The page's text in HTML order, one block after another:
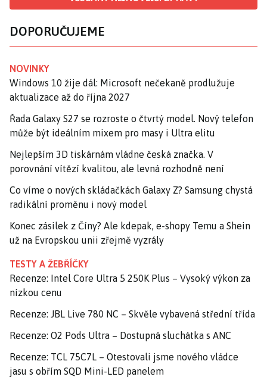
DOPORUČUJEME
NOVINKY
Windows 10 žije dál: Microsoft nečekaně prodlužuje
aktualizace až do října 2027
Řada Galaxy S27 se rozroste o čtvrtý model. Nový telefon
může být ideálním mixem pro masy i Ultra elitu
Nejlepším 3D tiskárnám vládne česká značka. V
porovnání vítězí kvalitou, ale levná rozhodně není
Co víme o nových skládačkách Galaxy Z? Samsung chystá
radikální proměnu i nový model
Konec zásilek z Číny? Ale kdepak, e-shopy Temu a Shein
už na Evropskou unii zřejmě vyzrály
TESTY A ŽEBŘÍČKY
Recenze: Intel Core Ultra 5 250K Plus – Vysoký výkon za
nízkou cenu
Recenze: JBL Live 780 NC – Skvěle vybavená střední třída
Recenze: O2 Pods Ultra – Dostupná sluchátka s ANC
Recenze: TCL 75C7L – Otestovali jsme nového vládce
jasu s obřím SQD Mini-LED panelem